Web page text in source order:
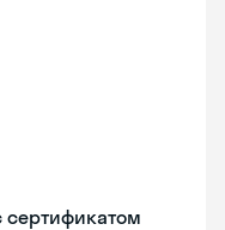
сертификатом